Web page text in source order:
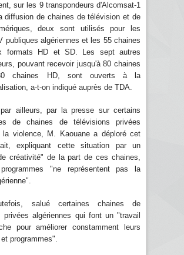
sur les 9 transpondeurs d'Alcomsat-1
diffusion de chaines de télévision et de
deux sont utilisés pour les
publiques algériennes et les 55 chaines
formats HD et SD. Les sept autres
pouvant recevoir jusqu'à 80 chaines
chaines HD, sont ouverts à la
a-t-on indiqué auprès de TDA.
par ailleurs, par la presse sur certains
de chaines de télévisions privées
la violence, M. Kaouane a déploré cet
expliquant cette situation par un
créativité" de la part de ces chaines,
"ne représentent pas la
salué certaines chaines de
privées algériennes qui font un "travail
pour améliorer constamment leurs
programmes".